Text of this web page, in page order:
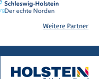
Weitere Partner